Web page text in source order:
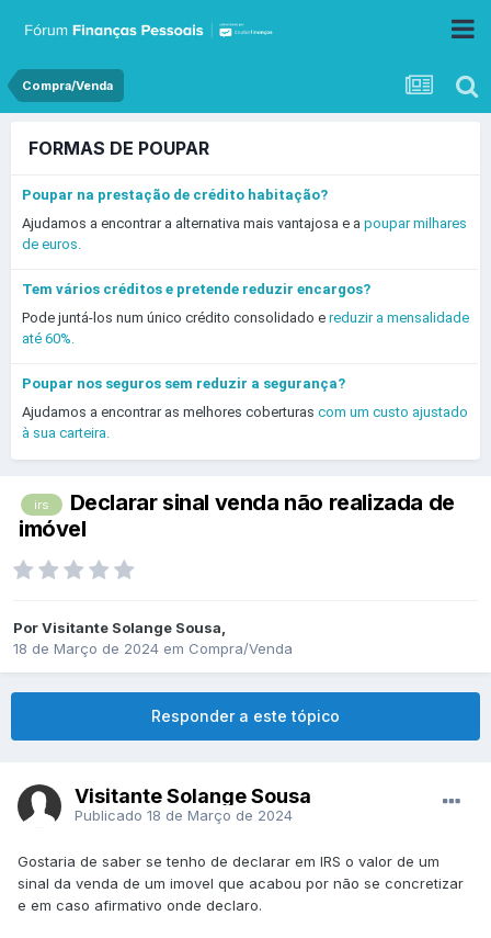
Compra/Venda
FORMAS DE POUPAR
Poupar na prestação de crédito habitação?
Ajudamos a encontrar a alternativa mais vantajosa e a poupar milhares
de euros.
Tem vários créditos e pretende reduzir encargos?
Pode juntá-los num único crédito consolidado e reduzir a mensalidade
até 60%.
Poupar nos seguros sem reduzir a segurança?
Ajudamos a encontrar as melhores coberturas com um custo ajustado
à sua carteira.
irs
Declarar sinal venda não realizada de
imóvel
PorVisitante Solange Sousa,
18 de Março de 2024 em Compra/Venda
Responder a este tópico
Visitante Solange Sousa
Publicado 18 de Março de 2024
Gostaria de saber se tenho de declarar em IRS o valor de um
sinal da venda de um imovel que acabou por não se concretizar
e em caso afirmativo onde declaro.